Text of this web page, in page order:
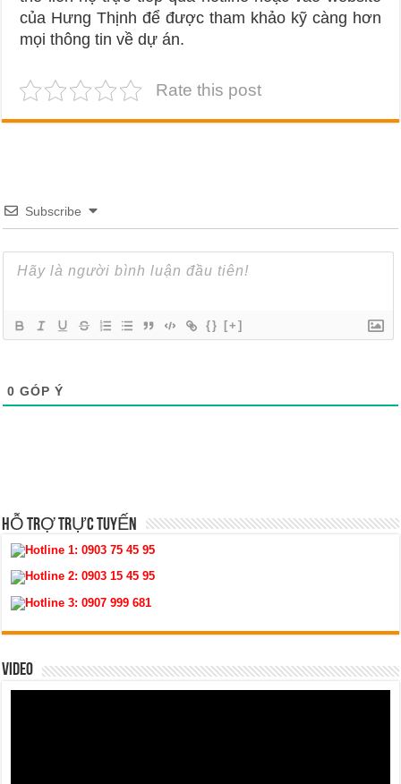
của Hưng Thịnh để được tham khảo kỹ càng hơn
mọi thông tin về dự án.
Rate this post
Subscribe
{} [+]
0 GÓP Ý
HỖ TRỢ TRỰC TUYẾN
Hotline 1:0903 75 45 95
Hotline 2:0903 15 45 95
Hotline 3:0907 999 681
VIDEO